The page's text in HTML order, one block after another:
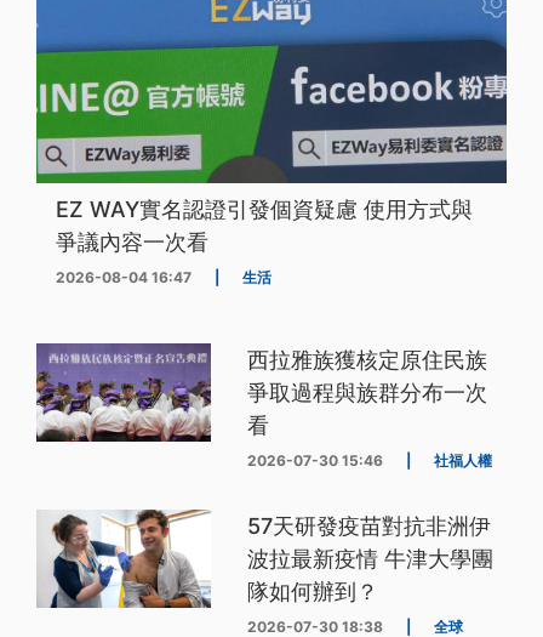
EZ WAY實名認證引發個資疑慮 使用方式與
爭議內容一次看
2026-08-04 16:47 生活
西拉雅族獲核定原住民族
爭取過程與族群分布一次
看
2026-07-30 15:46 社福人權
57天研發疫苗對抗非洲伊
波拉最新疫情 牛津大學團
隊如何辦到？
2026-07-30 18:38 全球